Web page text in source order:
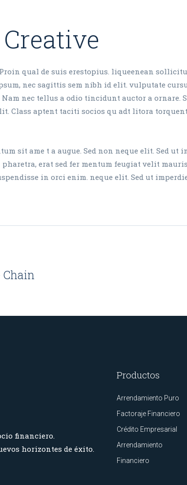
qual de suis erestopius. liqueenean
nec sagittis sem nibh id elit. vulputate
nec tellus a odio tincidunt auctor a ornare.
Class aptent taciti socios qu adt litora
sit ame t a augue. Sed non neque elit. Sed ut
erat sed fer mentum feugiat velit
in orci enim. neque elit. Sed ut
Chain
financiero.
horizontes de éxito.
Productos
Arrendamiento Puro
Factoraje Financiero
Crédito Empresarial
Arrendamiento
Financiero